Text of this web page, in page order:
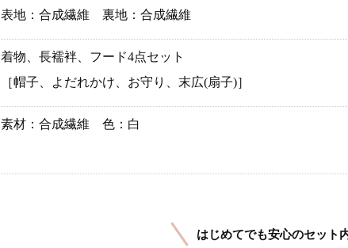
表地：合成繊維 裏地：合成繊維
着物、長襦袢、フード4点セット
［帽子、よだれかけ、お守り、末広(扇子)］
素材：合成繊維 色：白
はじめてでも安心のセット